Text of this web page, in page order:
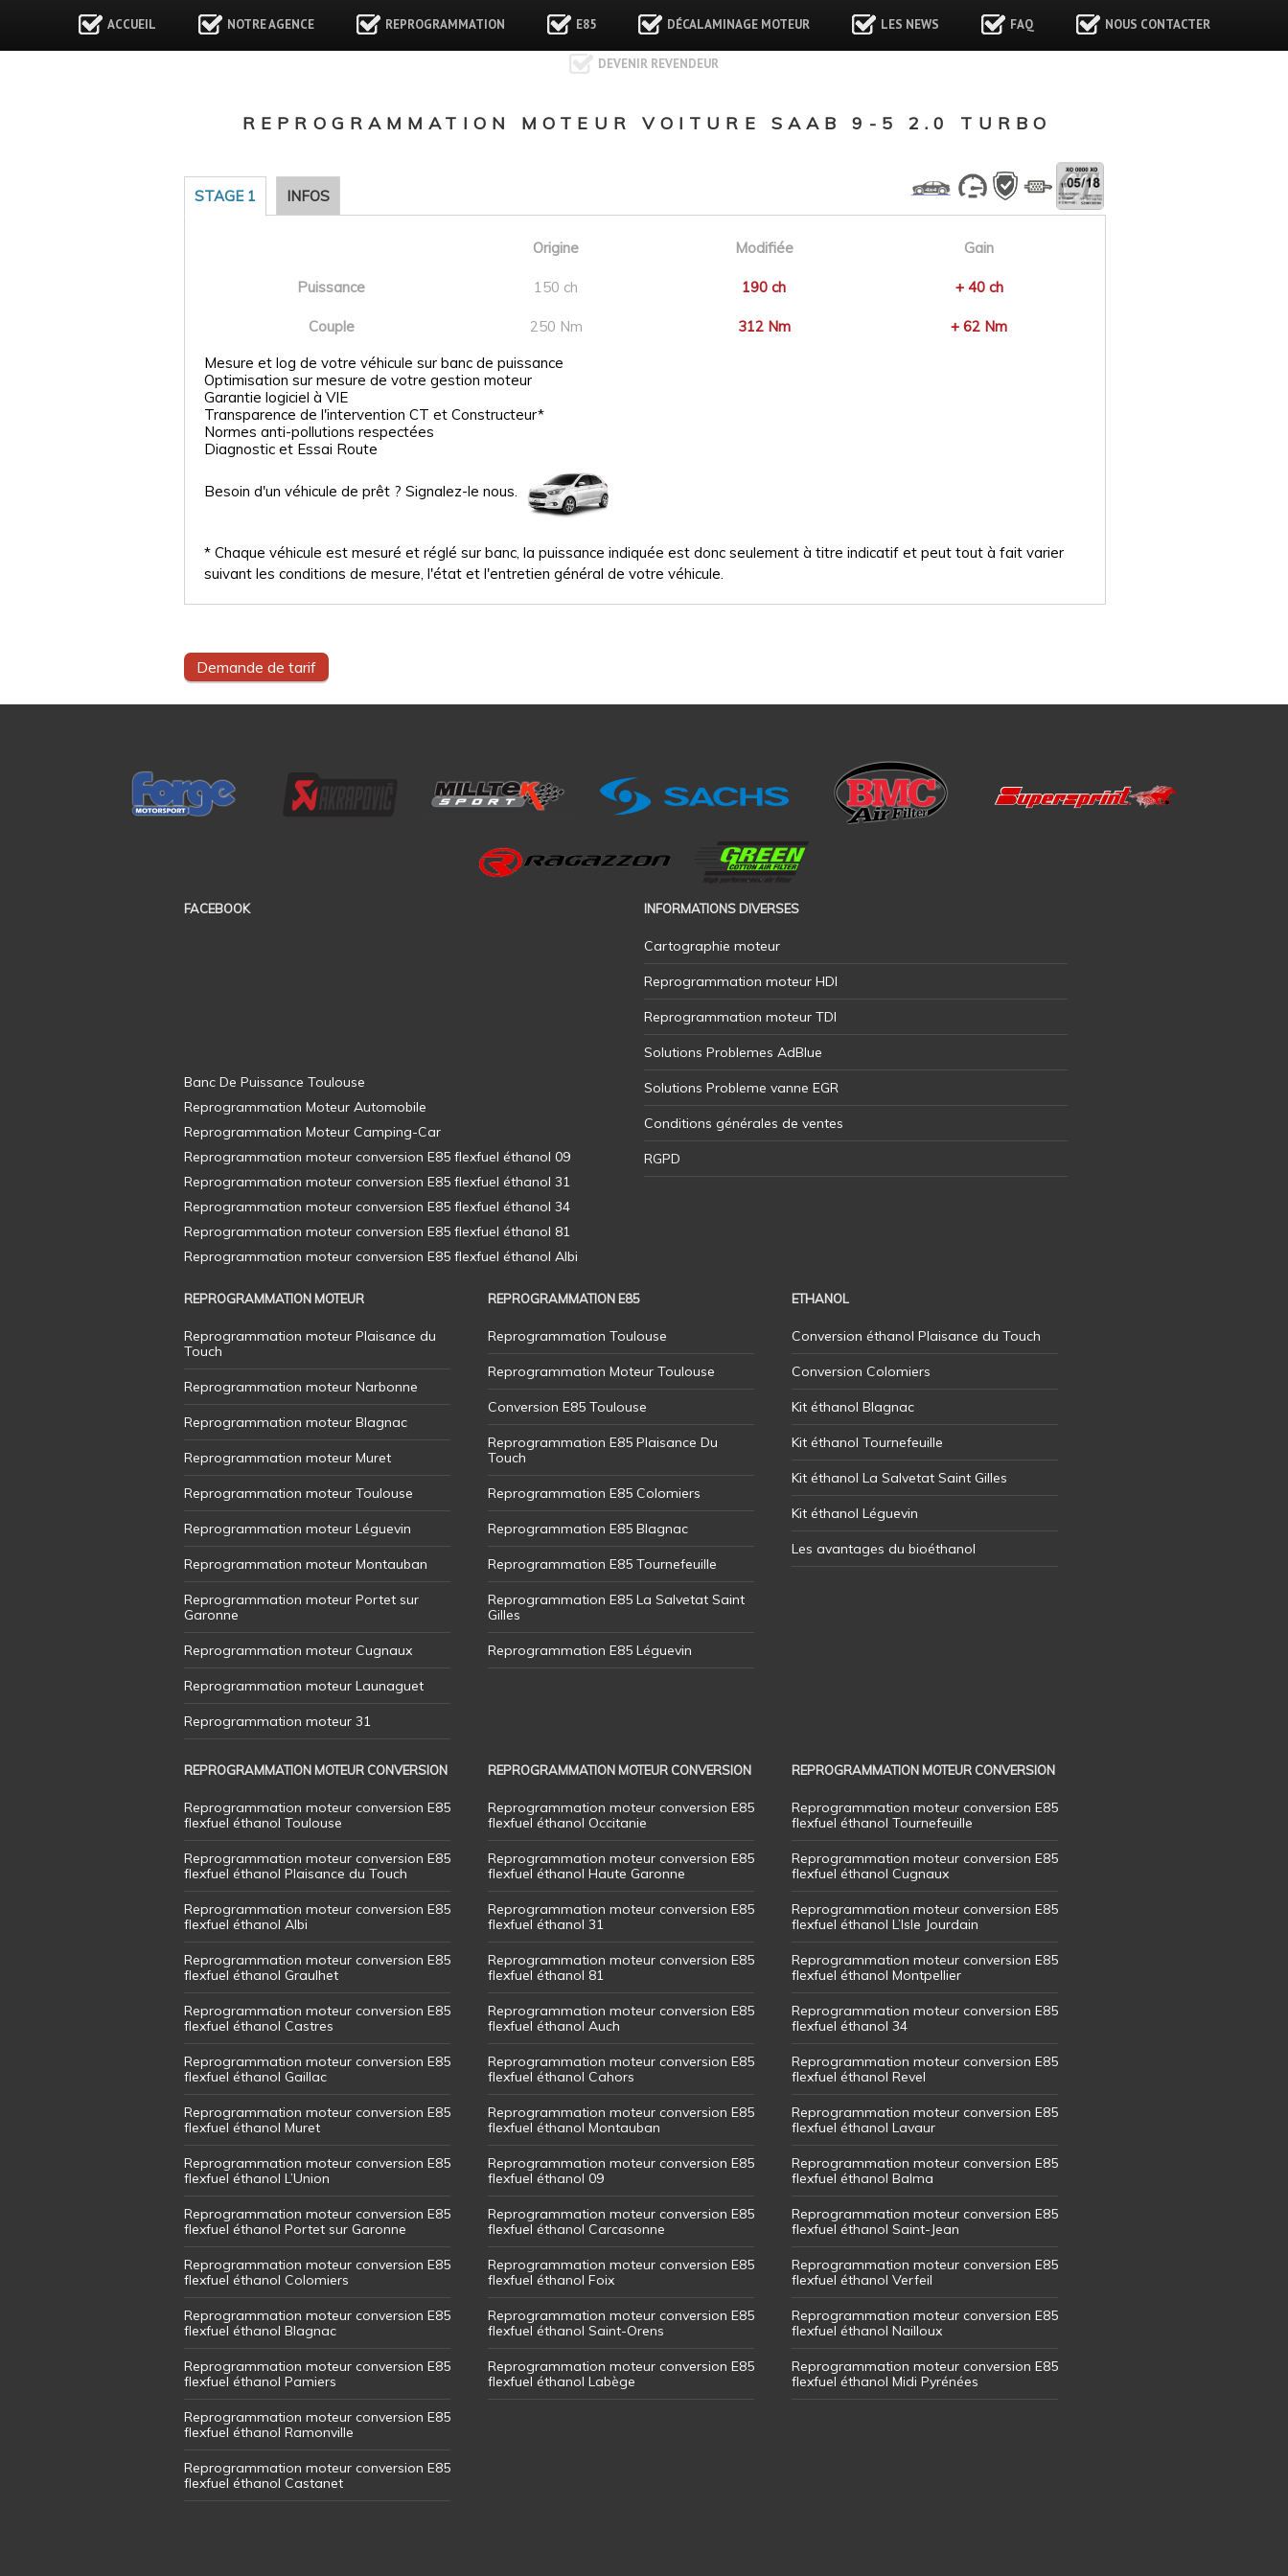
ACCUEIL NOTRE AGENCE REPROGRAMMATION E85 DÉCALAMINAGE MOTEUR LES NEWS FAQ NOUS CONTACTER
DEVENIR REVENDEUR
REPROGRAMMATION MOTEUR VOITURE SAAB 9-5 2.0 TURBO
STAGE 1 INFOS
Origine Modifiée Gain
Puissance 150 ch 190 ch + 40 ch
Couple 250 Nm 312 Nm
+ 62 Nm
Mesure et log de votre véhicule sur banc de puissance
Optimisation sur mesure de votre gestion moteur
Garantie logiciel à VIE
Transparence de l'intervention CT et Constructeur*
Normes anti-pollutions respectées
Diagnostic et Essai Route
Besoin d'un véhicule de prêt ? Signalez-le nous.
* Chaque véhicule est mesuré et réglé sur banc, la puissance indiquée est donc seulement à titre indicatif et peut tout à fait varier
suivant les conditions de mesure, l'état et l'entretien général de votre véhicule.
Demande de tarif
FACEBOOK INFORMATIONS DIVERSES
Cartographie moteur
Reprogrammation moteur HDI
Reprogrammation moteur TDI
Solutions Problemes AdBlue
Solutions Probleme vanne EGR
Conditions générales de ventes
RGPD
REPROGRAMMATION MOTEUR
Reprogrammation moteur Plaisance du
Touch
Reprogrammation moteur Narbonne
Reprogrammation moteur Blagnac
Reprogrammation moteur Muret
Reprogrammation moteur Toulouse
Reprogrammation moteur Léguevin
Reprogrammation moteur Montauban
Reprogrammation moteur Portet sur
Garonne
Reprogrammation moteur Cugnaux
Reprogrammation moteur Launaguet
Reprogrammation moteur 31
REPROGRAMMATION E85
Reprogrammation Toulouse
Reprogrammation Moteur Toulouse
Conversion E85 Toulouse
Reprogrammation E85 Plaisance Du
Touch
Reprogrammation E85 Colomiers
Reprogrammation E85 Blagnac
Reprogrammation E85 Tournefeuille
Reprogrammation E85 La Salvetat Saint
Gilles
Reprogrammation E85 Léguevin
ETHANOL
Conversion éthanol Plaisance du Touch
Conversion Colomiers
Kit éthanol Blagnac
Kit éthanol Tournefeuille
Kit éthanol La Salvetat Saint Gilles
Kit éthanol Léguevin
Les avantages du bioéthanol
REPROGRAMMATION MOTEUR CONVERSION
Reprogrammation moteur conversion E85
flexfuel éthanol Toulouse
Reprogrammation moteur conversion E85
flexfuel éthanol Plaisance du Touch
Reprogrammation moteur conversion E85
flexfuel éthanol Albi
Reprogrammation moteur conversion E85
flexfuel éthanol Graulhet
Reprogrammation moteur conversion E85
flexfuel éthanol Castres
Reprogrammation moteur conversion E85
flexfuel éthanol Gaillac
Reprogrammation moteur conversion E85
flexfuel éthanol Muret
Reprogrammation moteur conversion E85
flexfuel éthanol L’Union
Reprogrammation moteur conversion E85
flexfuel éthanol Portet sur Garonne
Reprogrammation moteur conversion E85
flexfuel éthanol Colomiers
Reprogrammation moteur conversion E85
flexfuel éthanol Blagnac
Reprogrammation moteur conversion E85
flexfuel éthanol Pamiers
Reprogrammation moteur conversion E85
flexfuel éthanol Ramonville
Reprogrammation moteur conversion E85
flexfuel éthanol Castanet
REPROGRAMMATION MOTEUR CONVERSION
Reprogrammation moteur conversion E85
flexfuel éthanol Occitanie
Reprogrammation moteur conversion E85
flexfuel éthanol Haute Garonne
Reprogrammation moteur conversion E85
flexfuel éthanol 31
Reprogrammation moteur conversion E85
flexfuel éthanol 81
Reprogrammation moteur conversion E85
flexfuel éthanol Auch
Reprogrammation moteur conversion E85
flexfuel éthanol Cahors
Reprogrammation moteur conversion E85
flexfuel éthanol Montauban
Reprogrammation moteur conversion E85
flexfuel éthanol 09
Reprogrammation moteur conversion E85
flexfuel éthanol Carcasonne
Reprogrammation moteur conversion E85
flexfuel éthanol Foix
Reprogrammation moteur conversion E85
flexfuel éthanol Saint-Orens
Reprogrammation moteur conversion E85
flexfuel éthanol Labège
REPROGRAMMATION MOTEUR CONVERSION
Reprogrammation moteur conversion E85
flexfuel éthanol Tournefeuille
Reprogrammation moteur conversion E85
flexfuel éthanol Cugnaux
Reprogrammation moteur conversion E85
flexfuel éthanol L’Isle Jourdain
Reprogrammation moteur conversion E85
flexfuel éthanol Montpellier
Reprogrammation moteur conversion E85
flexfuel éthanol 34
Reprogrammation moteur conversion E85
flexfuel éthanol Revel
Reprogrammation moteur conversion E85
flexfuel éthanol Lavaur
Reprogrammation moteur conversion E85
flexfuel éthanol Balma
Reprogrammation moteur conversion E85
flexfuel éthanol Saint-Jean
Reprogrammation moteur conversion E85
flexfuel éthanol Verfeil
Reprogrammation moteur conversion E85
flexfuel éthanol Nailloux
Reprogrammation moteur conversion E85
flexfuel éthanol Midi Pyrénées
Banc De Puissance Toulouse
Reprogrammation Moteur Automobile
Reprogrammation Moteur Camping-Car
Reprogrammation moteur conversion E85 flexfuel éthanol 09
Reprogrammation moteur conversion E85 flexfuel éthanol 31
Reprogrammation moteur conversion E85 flexfuel éthanol 34
Reprogrammation moteur conversion E85 flexfuel éthanol 81
Reprogrammation moteur conversion E85 flexfuel éthanol Albi